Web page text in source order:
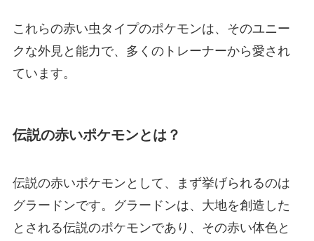
これらの赤い虫タイプのポケモンは、そのユニー
クな外見と能力で、多くのトレーナーから愛され
ています。
伝説の赤いポケモンとは？
伝説の赤いポケモンとして、まず挙げられるのは
グラードンです。グラードンは、大地を創造した
とされる伝説のポケモンであり、その赤い体色と